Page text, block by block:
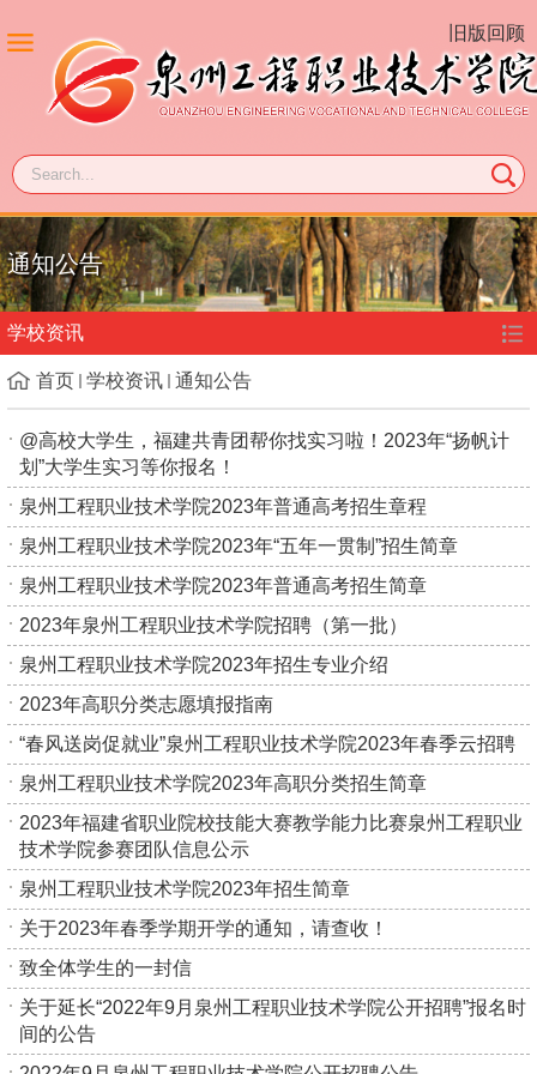
旧版回顾
通知公告
学校资讯
首页 学校资讯 通知公告
@高校大学生，福建共青团帮你找实习啦！2023年“扬帆计
划”大学生实习等你报名！
泉州工程职业技术学院2023年普通高考招生章程
泉州工程职业技术学院2023年“五年一贯制”招生简章
泉州工程职业技术学院2023年普通高考招生简章
2023年泉州工程职业技术学院招聘（第一批）
泉州工程职业技术学院2023年招生专业介绍
2023年高职分类志愿填报指南
“春风送岗促就业”泉州工程职业技术学院2023年春季云招聘
泉州工程职业技术学院2023年高职分类招生简章
2023年福建省职业院校技能大赛教学能力比赛泉州工程职业
技术学院参赛团队信息公示
泉州工程职业技术学院2023年招生简章
关于2023年春季学期开学的通知，请查收！
致全体学生的一封信
关于延长“2022年9月泉州工程职业技术学院公开招聘”报名时
间的公告